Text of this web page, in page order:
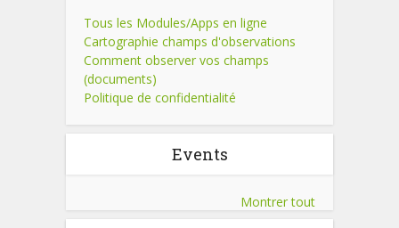
Tous les Modules/Apps en ligne
Cartographie champs d'observations
Comment observer vos champs
(documents)
Politique de confidentialité
Events
Montrer tout